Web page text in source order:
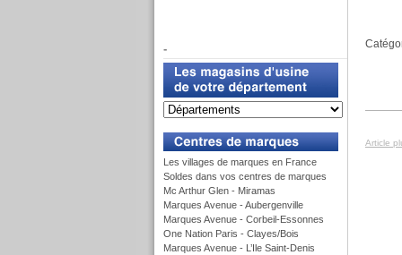
-
Les villages de marques en France
Soldes dans vos centres de marques
Mc Arthur Glen - Miramas
Marques Avenue - Aubergenville
Marques Avenue - Corbeil-Essonnes
One Nation Paris - Clayes/Bois
Marques Avenue - L’Ile Saint-Denis
Article